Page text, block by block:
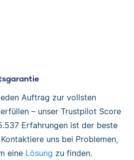
Auftrag zur vollsten
– unser Trustpilot Score
Erfahrungen ist der beste
uns bei Problemen,
eine Lösung zu finden.